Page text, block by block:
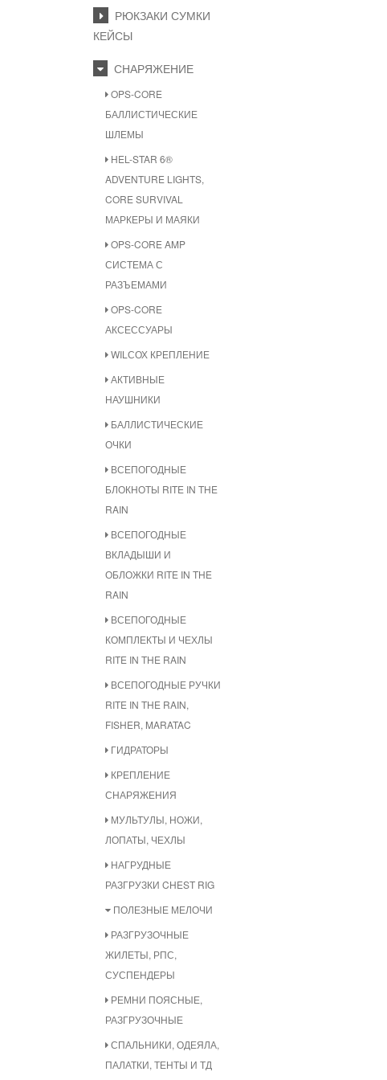
РЮКЗАКИ СУМКИ
КЕЙСЫ
СНАРЯЖЕНИЕ
OPS-CORE
БАЛЛИСТИЧЕСКИЕ
ШЛЕМЫ
HEL-STAR 6®
ADVENTURE LIGHTS,
CORE SURVIVAL
МАРКЕРЫ И МАЯКИ
OPS-CORE AMP
СИСТЕМА С
РАЗЪЕМАМИ
OPS-CORE
АКСЕССУАРЫ
WILСОХ КРЕПЛЕНИЕ
АКТИВНЫЕ
НАУШНИКИ
БАЛЛИСТИЧЕСКИЕ
ОЧКИ
ВСЕПОГОДНЫЕ
БЛОКНОТЫ RITE IN THE
RAIN
ВСЕПОГОДНЫЕ
ВКЛАДЫШИ И
ОБЛОЖКИ RITE IN THE
RAIN
ВСЕПОГОДНЫЕ
КОМПЛЕКТЫ И ЧЕХЛЫ
RITE IN THE RAIN
ВСЕПОГОДНЫЕ РУЧКИ
RITE IN THE RAIN,
FISHER, MARATAC
ГИДРАТОРЫ
КРЕПЛЕНИЕ
СНАРЯЖЕНИЯ
МУЛЬТУЛЫ, НОЖИ,
ЛОПАТЫ, ЧЕХЛЫ
НАГРУДНЫЕ
РАЗГРУЗКИ CHEST RIG
ПОЛЕЗНЫЕ МЕЛОЧИ
РАЗГРУЗОЧНЫЕ
ЖИЛЕТЫ, РПС,
СУСПЕНДЕРЫ
РЕМНИ ПОЯСНЫЕ,
РАЗГРУЗОЧНЫЕ
СПАЛЬНИКИ, ОДЕЯЛА,
ПАЛАТКИ, ТЕНТЫ И ТД